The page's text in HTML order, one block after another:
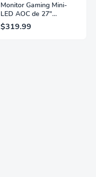
Monitor Gaming Mini-
LED AOC de 27"
Pulgadas, QHD
2560×1440, 320Hz, 1ms
$319.99